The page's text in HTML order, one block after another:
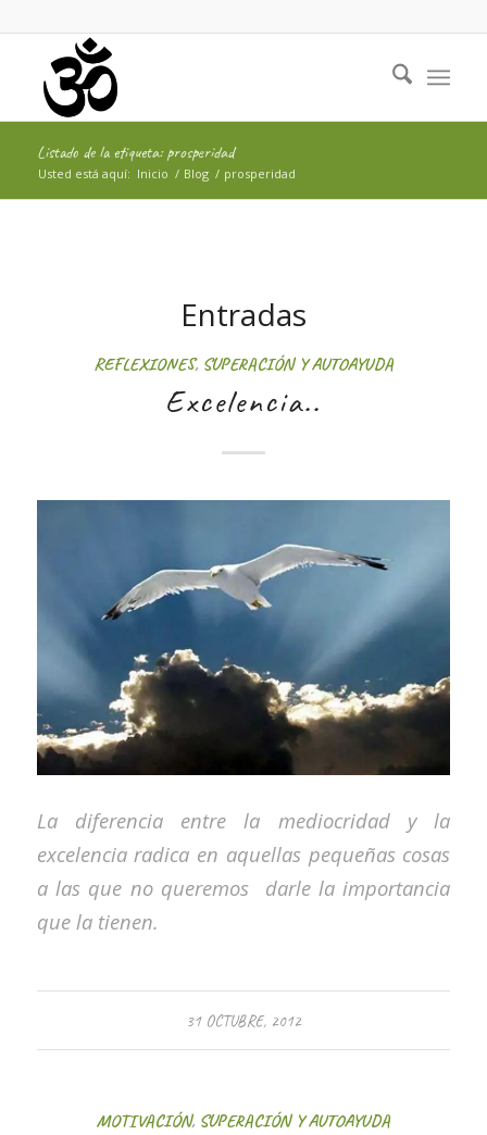
Listado de la etiqueta: prosperidad
Usted está aquí: Inicio / Blog / prosperidad
Entradas
REFLEXIONES, SUPERACIÓN Y AUTOAYUDA
Excelencia..
La diferencia entre la mediocridad y la
excelencia radica en aquellas pequeñas cosas
a las que no queremos darle la importancia
que la tienen.
31 OCTUBRE, 2012
MOTIVACIÓN, SUPERACIÓN Y AUTOAYUDA